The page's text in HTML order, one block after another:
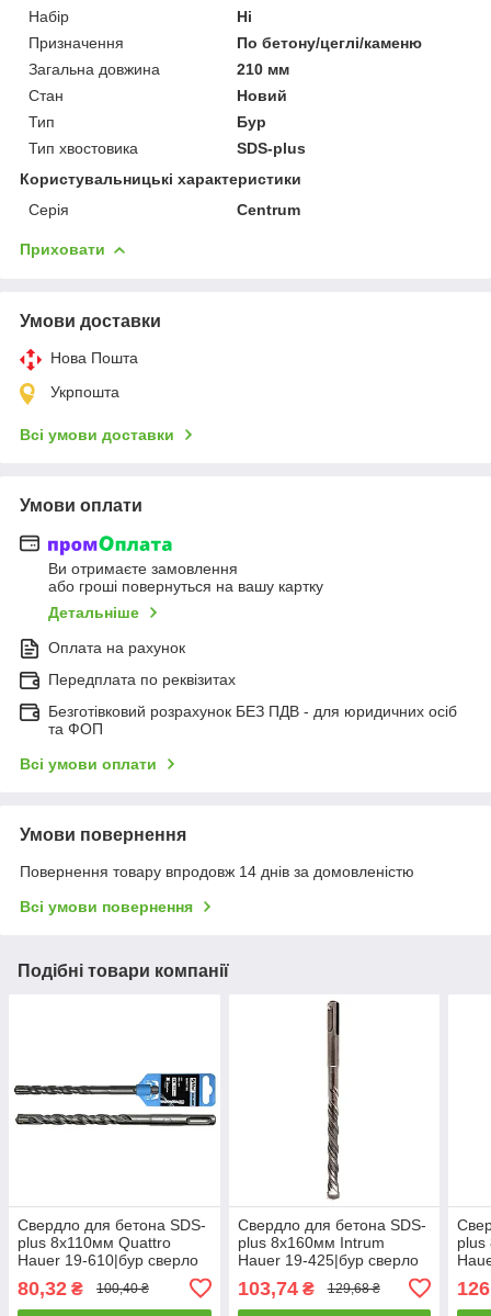
Набір
Ні
Призначення
По бетону/цеглі/каменю
Загальна довжина
210 мм
Стан
Новий
Тип
Бур
Тип хвостовика
SDS-plus
Користувальницькі характеристики
Серія
Centrum
Приховати
Умови доставки
Нова Пошта
Укрпошта
Всі умови доставки
Умови оплати
Ви отримаєте замовлення
або гроші повернуться на вашу картку
Детальніше
Оплата на рахунок
Передплата по реквізитах
Безготівковий розрахунок БЕЗ ПДВ - для юридичних осіб
та ФОП
Всі умови оплати
Умови повернення
Повернення товару впродовж 14 днів за домовленістю
Всі умови повернення
Подібні товари компанії
Свердло для бетона SDS-
plus 8х110мм Quattro
Hauer 19-610|бур сверло
80,32 ₴ 100,40 ₴
Свердло для бетона SDS-
plus 8х160мм Intrum
Hauer 19-425|бур сверло
103,74₴ 129,68 ₴
plus